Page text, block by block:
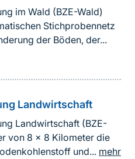
im Wald (BZE-Wald)
Stichprobennetz
der Böden, der...
Landwirtschaft
Landwirtschaft (BZE-
von 8 x 8 Kilometer die
und... mehr